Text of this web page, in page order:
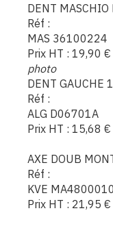
DENT
Réf :
MAS 36100224
Prix HT : 19,90 €
photo
DENT GAUCHE
Réf :
ALG D06701A
Prix HT : 15,68 €
AXE DOUB
Réf :
KVE
Prix HT : 21,95 €